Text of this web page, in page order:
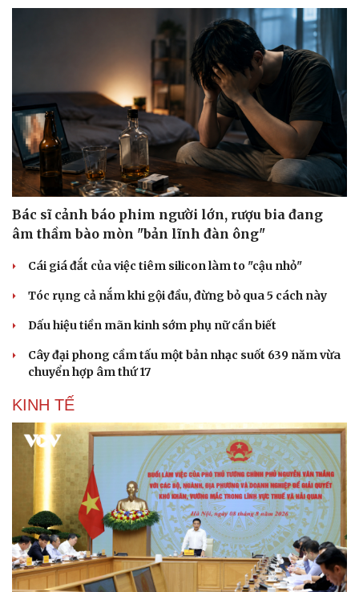
Bác sĩ cảnh báo phim người lớn, rượu bia đang
âm thầm bào mòn "bản lĩnh đàn ông"
Cái giá đắt của việc tiêm silicon làm to "cậu nhỏ"
Tóc rụng cả nắm khi gội đầu, đừng bỏ qua 5 cách này
Dấu hiệu tiền mãn kinh sớm phụ nữ cần biết
Cây đại phong cầm tấu một bản nhạc suốt 639 năm vừa
chuyển hợp âm thứ 17
KINH TẾ